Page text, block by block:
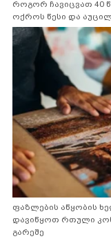
როგორ ჩავიცვათ 40
ოქროს წესი და
ფაზლების აწყობის
დავიწყოთ რთული
გარეშე